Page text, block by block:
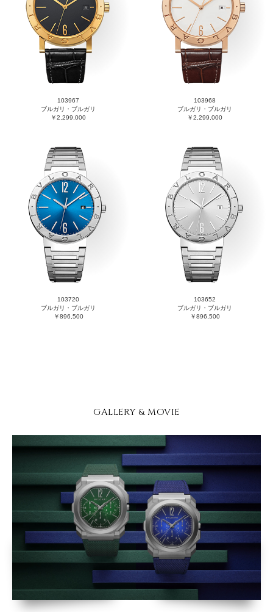
103967
ブルガリ・ブルガリ
￥2,299,000
103968
ブルガリ・ブルガリ
￥2,299,000
103720
ブルガリ・ブルガリ
￥896,500
103652
ブルガリ・ブルガリ
￥896,500
GALLERY & MOVIE